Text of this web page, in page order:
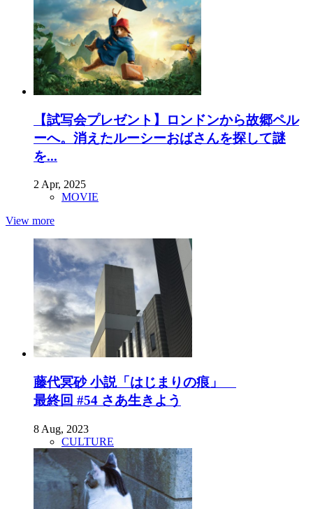
【試写会プレゼント】ロンドンから故郷ペル
ーへ。消えたルーシーおばさんを探して謎
を...
2 Apr, 2025
MOVIE
View more
藤代冥砂 小説「はじまりの痕」
最終回 #54 さあ生きよう
8 Aug, 2023
CULTURE